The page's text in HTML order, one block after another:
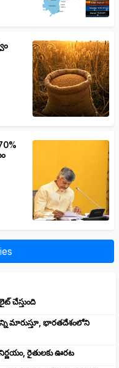
చేస్తుంది
మారుస్తూ, భారతదేశంలోని
రైతులకు ఊరట